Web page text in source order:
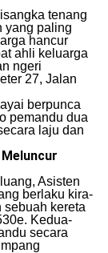
tenang
yang paling
hancur
ahli keluarga
ngeri
27, Jalan
berpunca
pemandu dua
laju dan
Asisten
berlaku kira-
sebuah kereta
Kedua-
secara